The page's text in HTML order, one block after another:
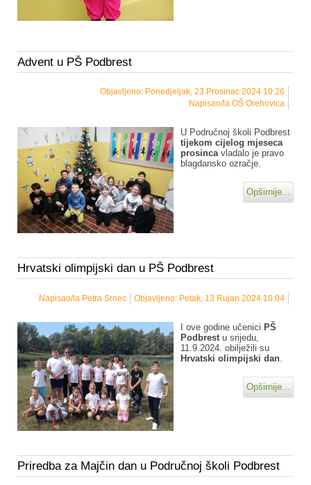
Advent u PŠ Podbrest
Objavljeno: Ponedjeljak, 23 Prosinac 2024 10:26
Napisao/la OŠ Orehovica
U Područnoj školi Podbrest
tijekom cijelog mjeseca
prosincavladalo je pravo
blagdansko ozračje.
Opširnije...
Hrvatski olimpijski dan u PŠ Podbrest
Objavljeno: Petak, 13 Rujan 2024 10:04
Napisao/la Petra Srnec
I ove godine učenici PŠ
Podbrest u srijedu,
11.9.2024. obilježili su
Hrvatski olimpijski dan
Opširnije...
Priredba za Majčin dan u Područnoj školi Podbrest